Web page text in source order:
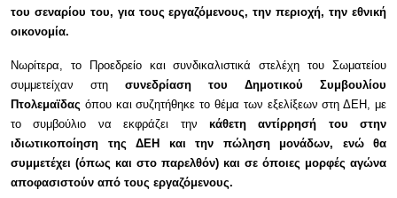
του σεναρίου του, για τους εργαζόμενους, την περιοχή, την εθνική
οικονομία.
Νωρίτερα, το Προεδρείο και συνδικαλιστικά στελέχη του Σωματείου
συμμετείχαν στη συνεδρίαση του Δημοτικού Συμβουλίου
Πτολεμαϊδας όπου και συζητήθηκε το θέμα των εξελίξεων στη ΔΕΗ, με
το συμβούλιο να εκφράζει την κάθετη αντίρρησή του στην
ιδιωτικοποίηση της ΔΕΗ και την πώληση μονάδων, ενώ θα
συμμετέχει (όπως και στο παρελθόν) και σε όποιες μορφές αγώνα
αποφασιστούν από τους εργαζόμενους.